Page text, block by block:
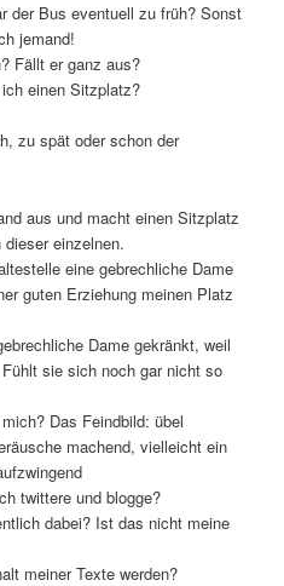
der Bus eventuell zu früh? Sonst
jemand!
Fällt er ganz aus?
einen Sitzplatz?
zu spät oder schon der
aus und macht einen Sitzplatz
einzelnen.
eine gebrechliche Dame
guten Erziehung meinen Platz
Dame gekränkt, weil
sie sich noch gar nicht so
Das Feindbild: übel
machend, vielleicht ein
twittere und blogge?
dabei? Ist das nicht meine
meiner Texte werden?